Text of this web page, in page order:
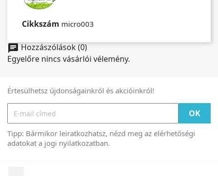
Cikkszám micro003
chat Hozzászólások (0)
Egyelőre nincs vásárlói vélemény.
Értesülhetsz újdonságainkról és akcióinkról!
Tipp: Bármikor leiratkozhatsz, nézd meg az elérhetőségi
adatokat a jogi nyilatkozatban.